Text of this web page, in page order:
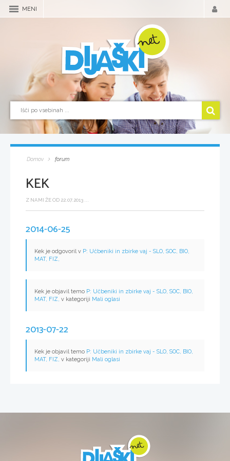
MENI
Domov forum
KEK
Z NAMI ŽE OD 22.07.2013 ...
2014-06-25
Kek je odgovoril v P: Učbeniki in zbirke vaj - SLO, SOC, BIO,
MAT, FIZ,
Kek je objavil temo P: Učbeniki in zbirke vaj - SLO, SOC, BIO,
MAT, FIZ, v kategoriji Mali oglasi
2013-07-22
Kek je objavil temo P: Učbeniki in zbirke vaj - SLO, SOC, BIO,
MAT, FIZ, v kategoriji Mali oglasi